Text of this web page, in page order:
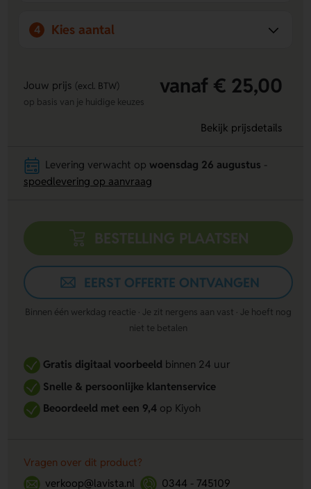
een langdurig resultaat. Persoonlijk contact staat bij ons
pictogrammen en stickers voor bewegwijzering en veiligheid.
Met ons brede aanbod kunnen we altijd aan uw behoeften
voldoen.
4 Kies aantal
Jouw prijs (excl. BTW) vanaf € 25,00
op basis van je huidige keuzes
Bekijk prijsdetails
Levering verwacht op woensdag 26 augustus
spoedlevering op aanvraag
BESTELLING PLAATSEN
EERST OFFERTE ONTVANGEN
Binnen één werkdag reactie · Je zit nergens aan vast · Je hoeft nog
niet te betalen
Gratis digitaal voorbeeldbinnen 24 uur
Snelle & persoonlijke klantenservice
Beoordeeld met een 9,4op Kiyoh
Vragen over dit product?
verkoop@lavista.nl
0344 - 745109